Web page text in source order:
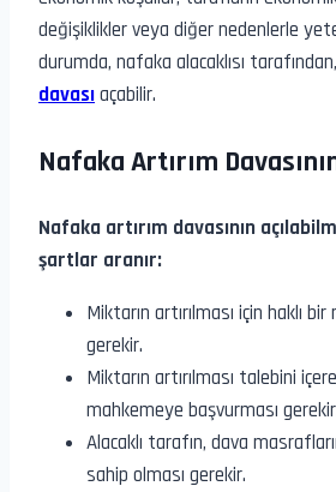
değişiklikler veya diğer nedenlerle
durumda, nafaka alacaklısı tarafından,
davasıaçabilir.
Nafaka Artırım
Nafaka artırım davasının
şartlar aranır:
Miktarın artırılması için haklı
gerekir.
Miktarın artırılması talebini
mahkemeye başvurması
Alacaklı tarafın, dava
sahip olması gerekir.